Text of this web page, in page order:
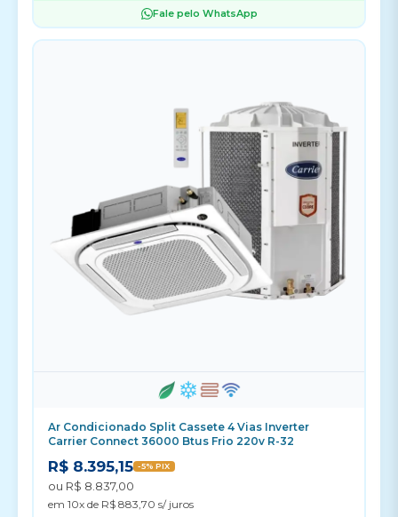
Fale pelo WhatsApp
Ar Condicionado Split Cassete 4 Vias Inverter
Carrier Connect 36000 Btus Frio 220v R-32
R$ 8.395,15 -5% PIX
ou R$ 8.837,00
em 10x de R$ 883,70 s/ juros